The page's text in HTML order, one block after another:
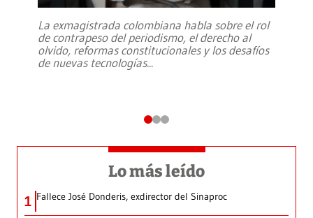
La exmagistrada colombiana habla sobre el rol
de contrapeso del periodismo, el derecho al
olvido, reformas constitucionales y los desafíos
de nuevas tecnologías...
Lo más leído
1 Fallece José Donderis, exdirector del Sinaproc